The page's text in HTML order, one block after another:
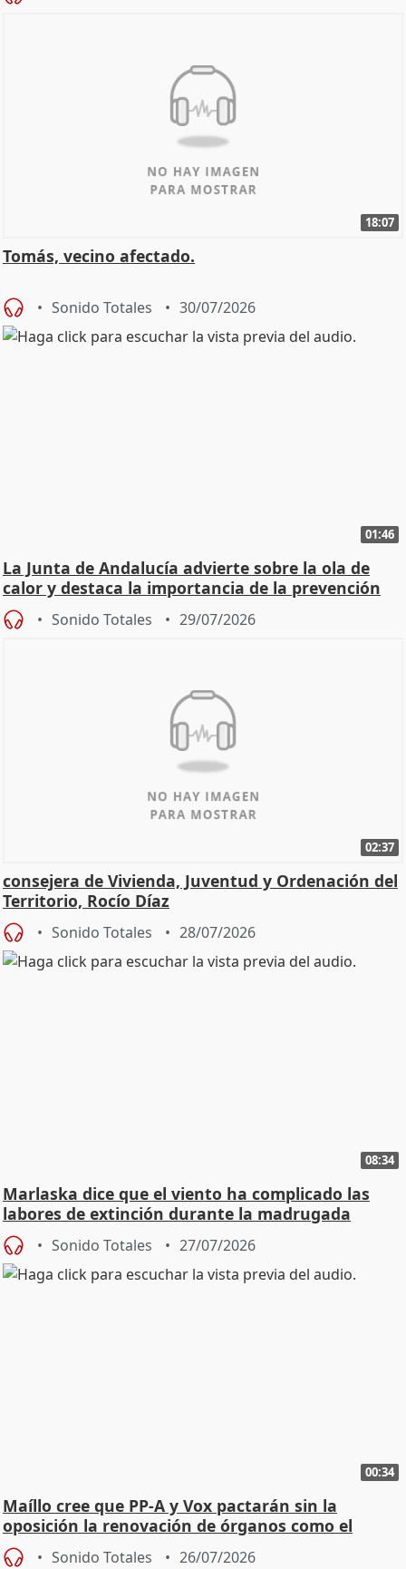
18:07
Tomás, vecino afectado.
Sonido Totales 30/07/2026
01:46
La Junta de Andalucía advierte sobre la ola de
calor y destaca la importancia de la prevención
Sonido Totales 29/07/2026
02:37
consejera de Vivienda, Juventud y Ordenación del
Territorio, Rocío Díaz
Sonido Totales 28/07/2026
08:34
Marlaska dice que el viento ha complicado las
labores de extinción durante la madrugada
Sonido Totales 27/07/2026
00:34
Maíllo cree que PP-A y Vox pactarán sin la
oposición la renovación de órganos como el
Defensor
Sonido Totales 26/07/2026